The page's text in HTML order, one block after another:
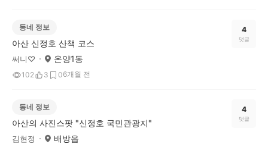
동네 정보
아산 신정호 산책 코스
써니♡ 온양1동
102 3 06개월 전
4
댓글
동네 정보
아산의 사진스팟 "신정호 국민관광지"
김현정 배방읍
4
댓글